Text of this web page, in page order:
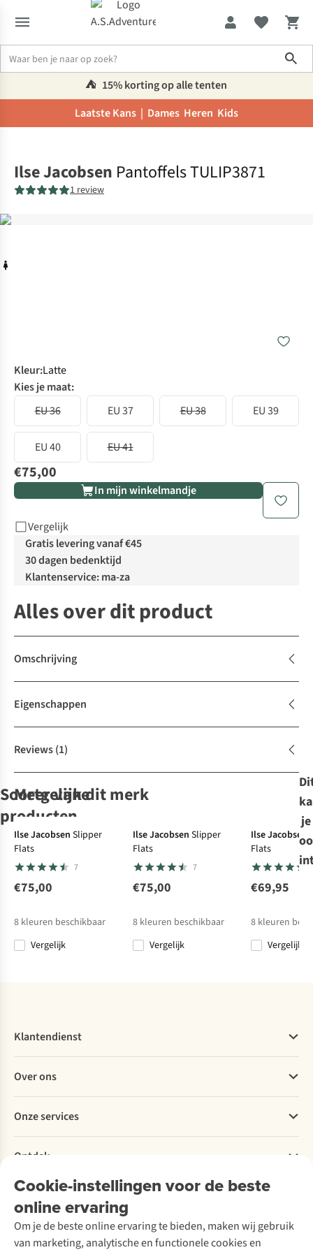
⛺️ 15% korting op alle tenten
Laatste Kans | Dames Heren Kids
Ilse Jacobsen Pantoffels TULIP3871
1 review
Kleur:Latte
Kies je maat:
EU 36
EU 37 EU 38 EU 39
EU 40 EU 41
€75,00
In mijn winkelmandje
Vergelijk
Gratis levering vanaf €45
30 dagen bedenktijd
Klantenservice: ma-za
Alles over dit product
Omschrijving
Eigenschappen
Reviews(1)
Soortgelijke
producten
The North Face
Wandelschoenen
Nuptse Mule
Ilse Jacobsen
Slipper Flats
The North Face
Wandelschoenen
Nuptse Mule
Slipper Flats
Meer van dit merk
Ilse Jacobsen Slipper
Flats
7
€75,00
8 kleuren beschikbaar
Vergelijk
Ilse Jacobsen Slipper
Flats
7
€75,00
8 kleuren beschikbaar
Vergelijk
Ilse Jacobsen
Flats
€69,95
8 kleuren
Vergelijk
je
Cookie-instellingen voor de beste
online ervaring
Om je de beste online ervaring te bieden, maken wij gebruik
van marketing, analytische en functionele cookies en
Klantendienst
Bestellen
Betalen
Levering
Retourneren
Bestelling herroepen
Garantie
Contact
Over ons
Explore More
Verantwoord ondernemen
Over Ayacucho
Onze winkels
Over A.S.Adventure
Toegankelijkheidsverklaring
Onze services
Ski-onderhoud
Wasservice
Schoenonderhoud
Schoenherstelling
Ontdek
A.S.Magazine
Podcast
Explore Academy
Explore Camp
Meld je aan voor de nieuwsbrief